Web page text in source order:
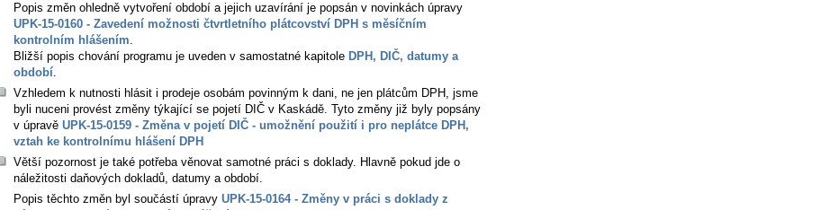
Popis změn ohledně vytvoření období a jejich uzavírání je popsán v novinkách úpravy
UPK-15-0160 - Zavedení možnosti čtvrtletního plátcovství DPH s měsíčním
kontrolním hlášením
Bližší popis chování programu je uveden v samostatné kapitole DPH, DIČ, datumy a
období
Vzhledem k nutnosti hlásit i prodeje osobám povinným k dani, ne jen plátcům DPH, jsme
byli nuceni provést změny týkající se pojetí DIČ v Kaskádě. Tyto změny již byly popsány
v úpravě UPK-15-0159 - Změna v pojetí DIČ - umožnění použití i pro neplátce DPH,
vztah ke kontrolnímu hlášení DPH
Větší pozornost je také potřeba věnovat samotné práci s doklady. Hlavně pokud jde o
náležitosti daňových dokladů, datumy a období.
Popis těchto změn byl součástí úpravy UPK-15-0164 - Změny v práci s doklady z